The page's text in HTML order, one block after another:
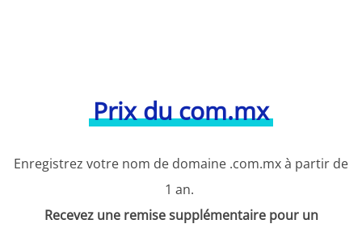
Prix du com.mx
Enregistrez votre nom de domaine .com.mx à partir de
1 an.
Recevez une remise supplémentaire pour un